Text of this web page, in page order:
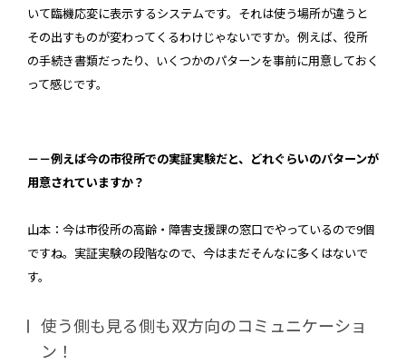
いて臨機応変に表示するシステムです。それは使う場所が違うと
その出すものが変わってくるわけじゃないですか。例えば、役所
の手続き書類だったり、いくつかのパターンを事前に用意しておく
って感じです。
－－例えば今の市役所での実証実験だと、どれぐらいのパターンが
用意されていますか？
山本：今は市役所の高齢・障害支援課の窓口でやっているので9個
ですね。実証実験の段階なので、今はまだそんなに多くはないで
す。
使う側も見る側も双方向のコミュニケーショ
ン！